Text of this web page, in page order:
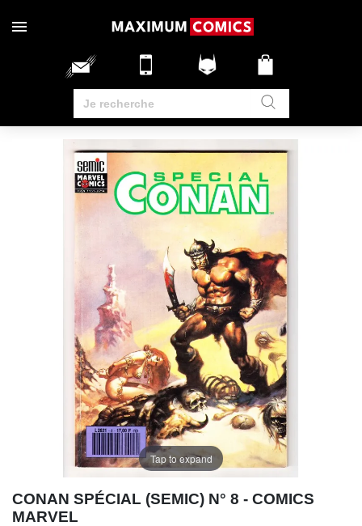
Tap to expand
CONAN SPÉCIAL (SEMIC) N° 8 - COMICS
MARVEL